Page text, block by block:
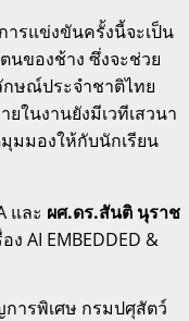
รแข่งขันครั้งนี้จะเป็น
ของช้าง ซึ่งจะช่วย
ษณ์ประจำชาติไทย
ในงานยังมีเวทีเสวนา
มมองให้กับนักเรียน
และ ผศ.ดร.สันติ นุราช
AI EMBEDDED &
ารพิเศษ กรมปศุสัตว์